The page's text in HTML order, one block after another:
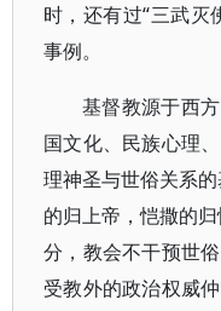
时，还有过“三武灭
事例。
基督教源于西
国文化、民族心理
理神圣与世俗关系
的归上帝，恺撒的
分，教会不干预世
受教外的政治权威